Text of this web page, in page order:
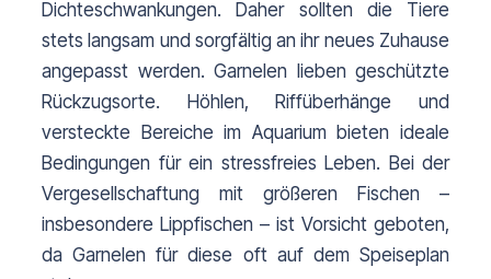
Dichteschwankungen. Daher sollten die Tiere
stets langsam und sorgfältig an ihr neues Zuhause
angepasst werden. Garnelen lieben geschützte
Rückzugsorte. Höhlen, Riffüberhänge und
versteckte Bereiche im Aquarium bieten ideale
Bedingungen für ein stressfreies Leben. Bei der
Vergesellschaftung mit größeren Fischen –
insbesondere Lippfischen – ist Vorsicht geboten,
da Garnelen für diese oft auf dem Speiseplan